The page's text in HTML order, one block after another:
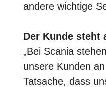
andere wichtige
Der Kunde steht
„Bei Scania
unsere Kunden
Tatsache, dass